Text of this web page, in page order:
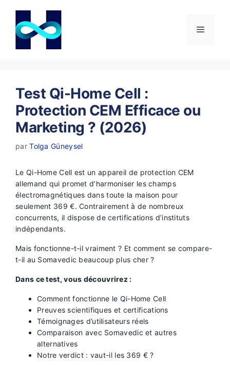
contenu
Menu
Test Qi-Home Cell :
Protection CEM Efficace ou
Marketing ? (2026)
parTolga Güneysel
Le Qi-Home Cell est un appareil de protection CEM
allemand qui promet d’harmoniser les champs
électromagnétiques dans toute la maison pour
seulement 369 €. Contrairement à de nombreux
concurrents, il dispose de certifications d’instituts
indépendants.
Mais fonctionne-t-il vraiment ? Et comment se compare-
t-il au Somavedic beaucoup plus cher ?
Dans ce test, vous découvrirez :
Comment fonctionne le Qi-Home Cell
Preuves scientifiques et certifications
Témoignages d’utilisateurs réels
Comparaison avec Somavedic et autres
alternatives
Notre verdict : vaut-il les 369 € ?